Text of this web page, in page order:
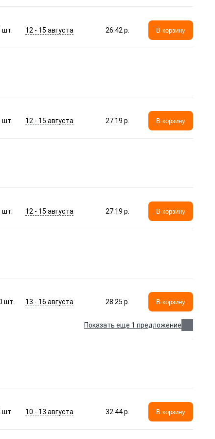
шт. 12 - 15 августа 26.42 p. В корзину
шт. 12 - 15 августа 27.19 p. В корзину
шт. 12 - 15 августа 27.19 p. В корзину
шт. 13 - 16 августа 28.25 p. В корзину
Показать еще 1 предложение
шт. 10 - 13 августа 32.44 p. В корзину